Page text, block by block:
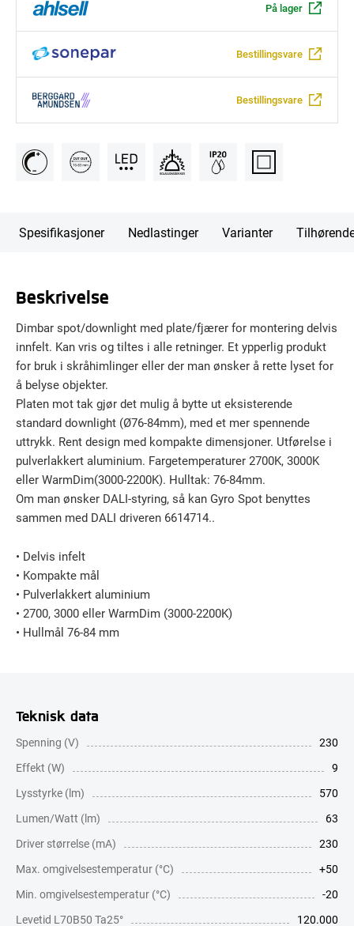
På lager
Bestillingsvare
Bestillingsvare
Spesifikasjoner Nedlastinger Varianter
Beskrivelse
Dimbar spot/downlight med plate/fjærer for montering delvis
innfelt. Kan vris og tiltes i alle retninger. Et ypperlig produkt
for bruk i skråhimlinger eller der man ønsker å rette lyset for
å belyse objekter.
Platen mot tak gjør det mulig å bytte ut eksisterende
standard downlight (Ø76-84mm), med et mer spennende
uttrykk. Rent design med kompakte dimensjoner. Utførelse i
pulverlakkert aluminium. Fargetemperaturer 2700K, 3000K
eller WarmDim(3000-2200K). Hulltak: 76-84mm.
Om man ønsker DALI-styring, så kan Gyro Spot benyttes
sammen med DALI driveren 6614714..
• Delvis infelt
• Kompakte mål
• Pulverlakkert aluminium
• 2700, 3000 eller WarmDim (3000-2200K)
• Hullmål 76-84 mm
Teknisk data
Spenning (V)
230
Effekt (W)
9
Lysstyrke (lm)
570
Lumen/Watt (lm)
63
Driver størrelse (mA)
230
Max. omgivelsestemperatur (°C)
+50
Min. omgivelsestemperatur (°C)
-20
Levetid L70B50 Ta25°
120.000